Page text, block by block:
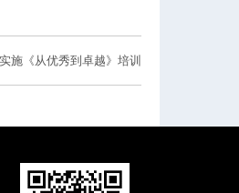
施《从优秀到卓越》培训